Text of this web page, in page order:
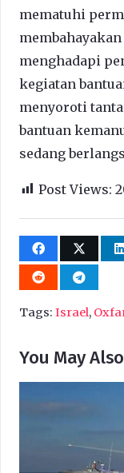
mematuhi
menghadapi
kegiatan
menyoroti
bantuan
sedang
Post Views:
Tags: Israel,
You May